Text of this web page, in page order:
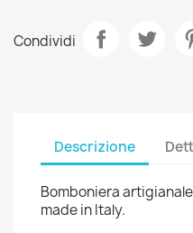
Condividi
Descrizione
Bomboniera
made in Italy.